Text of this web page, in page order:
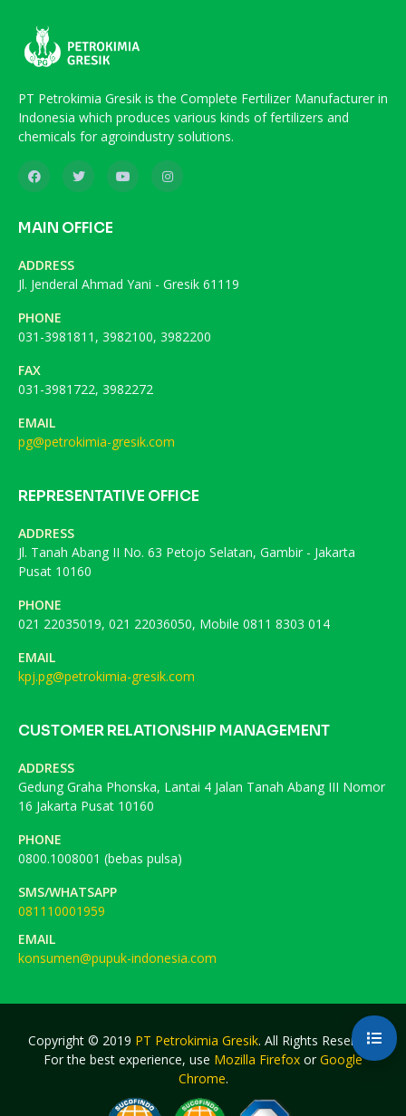
PT Petrokimia Gresik is the Complete Fertilizer Manufacturer in
Indonesia which produces various kinds of fertilizers and
chemicals for agroindustry solutions.
MAIN OFFICE
ADDRESS
Jl. Jenderal Ahmad Yani - Gresik 61119
PHONE
031-3981811, 3982100, 3982200
FAX
031-3981722, 3982272
EMAIL
pg@petrokimia-gresik.com
REPRESENTATIVE OFFICE
ADDRESS
Jl. Tanah Abang II No. 63 Petojo Selatan, Gambir - Jakarta
Pusat 10160
PHONE
021 22035019, 021 22036050, Mobile 0811 8303 014
EMAIL
kpj.pg@petrokimia-gresik.com
CUSTOMER RELATIONSHIP MANAGEMENT
ADDRESS
Gedung Graha Phonska, Lantai 4 Jalan Tanah Abang III Nomor
16 Jakarta Pusat 10160
PHONE
0800.1008001 (bebas pulsa)
SMS/WHATSAPP
081110001959
EMAIL
konsumen@pupuk-indonesia.com
Copyright © 2019 PT Petrokimia Gresik. All Rights Reserved.
For the best experience, use Mozilla Firefox or Google
Chrome.